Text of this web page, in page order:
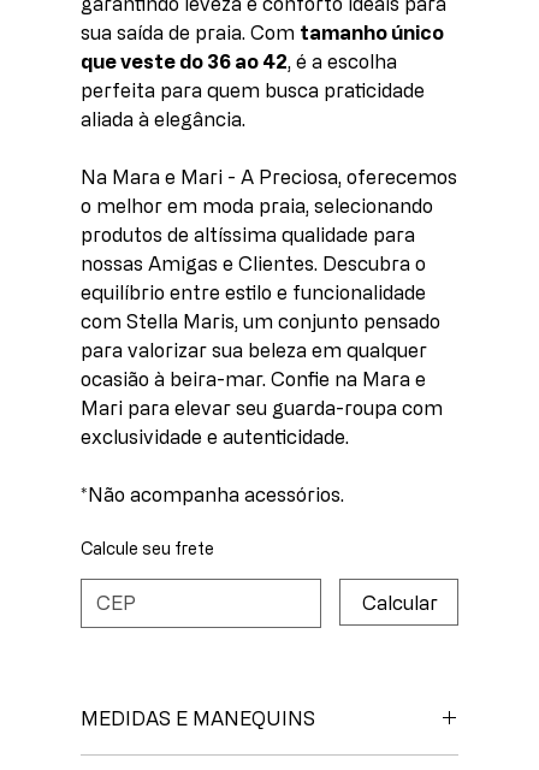
sua saída de praia. Com tamanho único
que veste do 36 ao 42, é a escolha
perfeita para quem busca praticidade
aliada à elegância.
Na Mara e Mari - A Preciosa, oferecemos
o melhor em moda praia, selecionando
produtos de altíssima qualidade para
nossas Amigas e Clientes. Descubra o
equilíbrio entre estilo e funcionalidade
com Stella Maris, um conjunto pensado
para valorizar sua beleza em qualquer
ocasião à beira-mar. Confie na Mara e
Mari para elevar seu guarda-roupa com
exclusividade e autenticidade.
*Não acompanha acessórios.
Calcule seu frete
Calcular
MEDIDAS E MANEQUINS